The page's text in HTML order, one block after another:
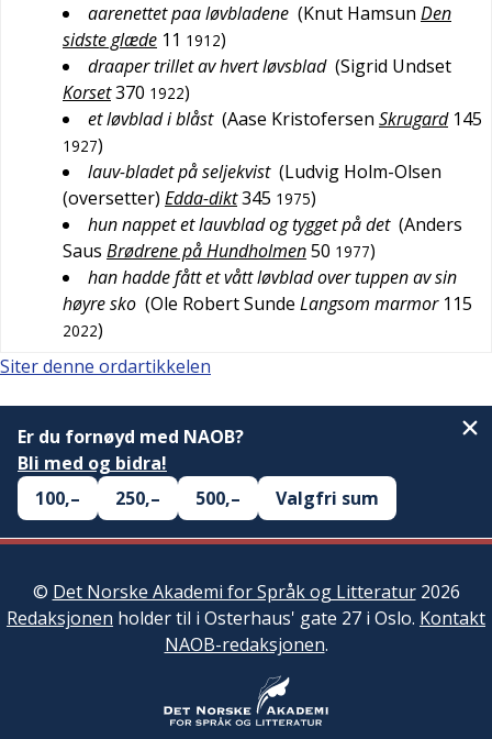
aarenettet paa løvbladene (Knut Hamsun Den
sidste glæde 11 1912)
draaper trillet av hvert løvsblad (Sigrid Undset
Korset370 1922)
et løvblad i blåst (Aase Kristofersen Skrugard 145
1927)
lauv-bladet på seljekvist (Ludvig Holm-Olsen
(oversetter) Edda-dikt345 1975)
hun nappet et lauvblad og tygget på det (Anders
Saus Brødrene på Hundholmen50 1977)
han hadde fått et vått løvblad over tuppen av sin
høyre sko (Ole Robert Sunde Langsom marmor 115
2022)
Siter denne ordartikkelen
Er du fornøyd med NAOB?
Bli med og bidra!
100,–
250,– 500,– Valgfri sum
© Det Norske Akademi for Språk og Litteratur2026
Redaksjonen holder til i Osterhaus' gate 27 i Oslo. Kontakt
NAOB-redaksjonen.